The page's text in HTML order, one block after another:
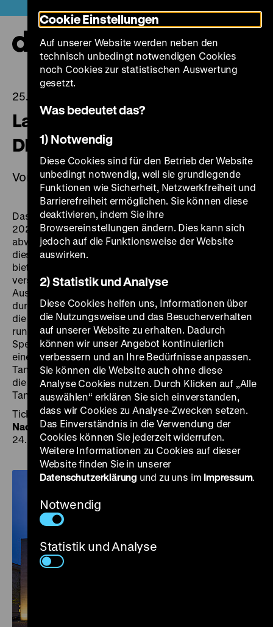
zum
Seiteninhalt
springen
25.07.2024
Lange Nacht der Museen im
DHM
Vorverkauf gestartet
Das Deutsche Historische Museum lädt am 24. August
2024 zur Langen Nacht der Museen in Berlin zu einem
abwechslungsreichenProgrammim Pei-Bau ein. Das
diesjährige Motto lautet „Berlin Secrets“. Ab 18 Uhr
bieten wir ein umfangreiches Führungsprogramm mit
verschiedenen Kurzführungen in unseren
Ausstellungen an. Eine Architekturführung, Führungen
durch den Bibliothekstresor sowie eine Vorschau auf
die Gestaltung der Ausstellung „Was ist Aufklärung?“
runden das vielfältige Programm ab. Als Late-Night-
Special ab 23 Uhr laden wir zu Karibik an der Spree,
einer Secret Salsa-Party ein: Wir freuen uns auf alle
Tanzbegeisterten, Leckeres vom Grill, Cocktails und
die Top Salsa-, & Bachata-Hits inklusive Salsa-
Tanzanleitung.
Tickets gibt es schon jetzt auf derWebsite der Langen
Nacht der Museen
sowie in den Tourist Infos. Am
24. August gibt es zusätzlich Tickets vor Ort.
Cookie Einstellungen
Auf unserer Website werden neben den
technisch unbedingt notwendigen Cookies
noch Cookies zur statistischen Auswertung
gesetzt.
Was bedeutet das?
1) Notwendig
Diese Cookies sind für den Betrieb der Website
unbedingt notwendig, weil sie grundlegende
Funktionen wie Sicherheit, Netzwerkfreiheit und
Barrierefreiheit ermöglichen. Sie können diese
deaktivieren, indem Sie ihre
Browsereinstellungen ändern. Dies kann sich
jedoch auf die Funktionsweise der Website
auswirken.
2) Statistik und Analyse
Diese Cookies helfen uns, Informationen über
die Nutzungsweise und das Besucherverhalten
auf unserer Website zu erhalten. Dadurch
können wir unser Angebot kontinuierlich
verbessern und an Ihre Bedürfnisse anpassen.
Sie können die Website auch ohne diese
Analyse Cookies nutzen. Durch Klicken auf „Alle
auswählen“ erklären Sie sich einverstanden,
dass wir Cookies zu Analyse-Zwecken setzen.
Das Einverständnis in die Verwendung der
Cookies können Sie jederzeit widerrufen.
Weitere Informationen zu Cookies auf dieser
Website finden Sie in unserer
Datenschutzerklärung und zu uns im Impressum.
Notwendig
Statistik und Analyse